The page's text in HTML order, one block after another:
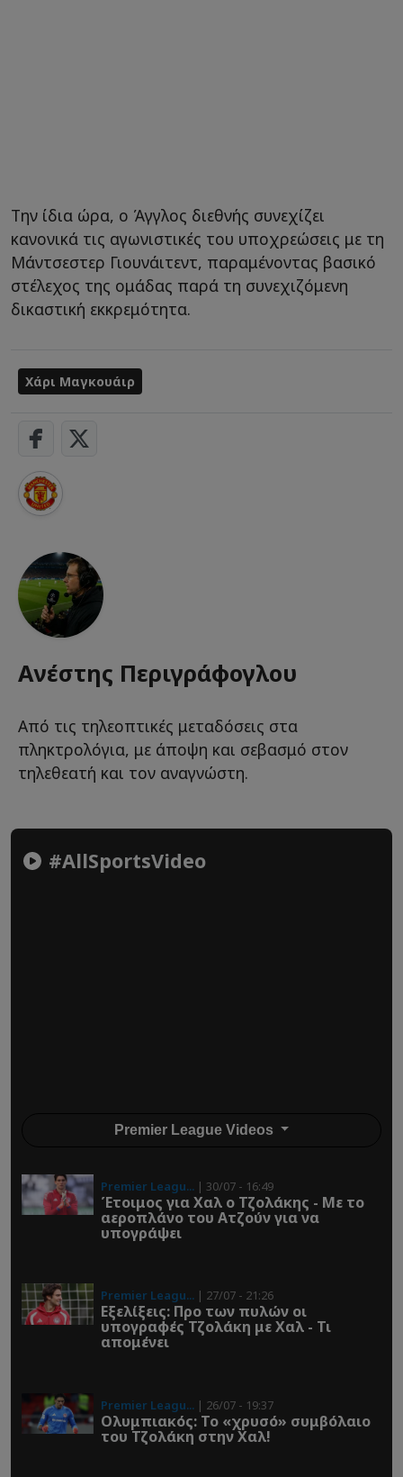
Την ίδια ώρα, ο Άγγλος διεθνής συνεχίζει
κανονικά τις αγωνιστικές του υποχρεώσεις με τη
Μάντσεστερ Γιουνάιτεντ, παραμένοντας βασικό
στέλεχος της ομάδας παρά τη συνεχιζόμενη
δικαστική εκκρεμότητα.
Χάρι Μαγκουάιρ
Ανέστης Περιγράφογλου
Από τις τηλεοπτικές μεταδόσεις στα
πληκτρολόγια, με άποψη και σεβασμό στον
τηλεθεατή και τον αναγνώστη.
#AllSportsVideo
Premier League Videos
Premier Leagu... | 30/07 - 16:49
Έτοιμος για Χαλ ο Τζολάκης - Με το
αεροπλάνο του Ατζούν για να
υπογράψει
Premier Leagu... | 27/07 - 21:26
Εξελίξεις: Προ των πυλών οι
υπογραφές Τζολάκη με Χαλ - Τι
απομένει
Premier Leagu... | 26/07 - 19:37
Ολυμπιακός: To «χρυσό» συμβόλαιο
του Τζολάκη στην Χαλ!